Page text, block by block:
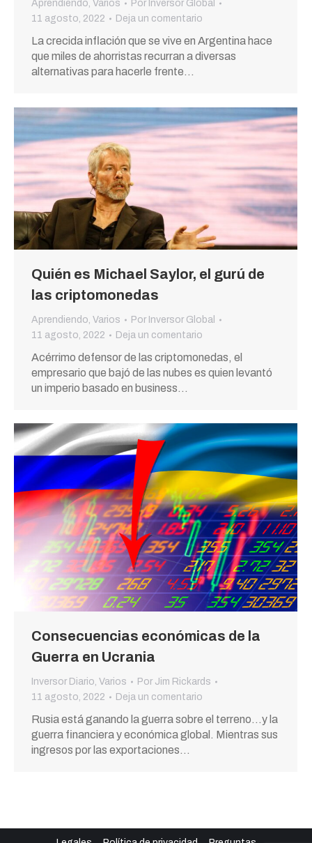
Aprendiendo, Varios Por Inversor Global
11 agosto, 2022
Deja un comentario
La crecida inflación que se vive en Argentina hace
que miles de ahorristas recurran a diversas
alternativas para hacerle frente…
Quién es Michael Saylor, el gurú de
las criptomonedas
Aprendiendo Varios Por Inversor Global
11 agosto, 2022
Deja un comentario
Acérrimo defensor de las criptomonedas, el
empresario que bajó de las nubes es quien levantó
un imperio basado en business…
Consecuencias económicas de la
Guerra en Ucrania
Inversor Diario, Varios Por Jim Rickards
11 agosto, 2022
Deja un comentario
Rusia está ganando la guerra sobre el terreno…y la
guerra financiera y económica global. Mientras sus
ingresos por las exportaciones…